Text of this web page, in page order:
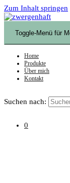
Zum Inhalt springen
Toggle-Menü für
Home
Produkte
Über mich
Kontakt
Suchen nach:
0